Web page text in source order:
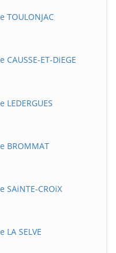
ET-DiEGE
BROMMAT
CROiX
SELVE